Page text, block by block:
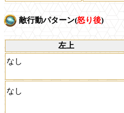
敵行動パターン(怒り後)
左上
なし
なし